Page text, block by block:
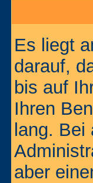
Es liegt
darauf,
bis auf
Ihren
lang.
aber